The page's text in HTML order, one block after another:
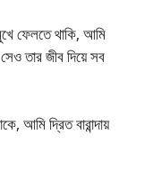
ফেলতে থাকি, আমি
তার জীব দিয়ে সব
আমি দ্রিত বারান্দায়